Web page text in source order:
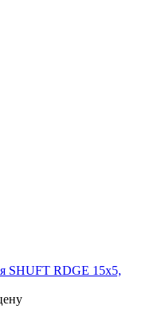
SHUFT RDGE 15х5,